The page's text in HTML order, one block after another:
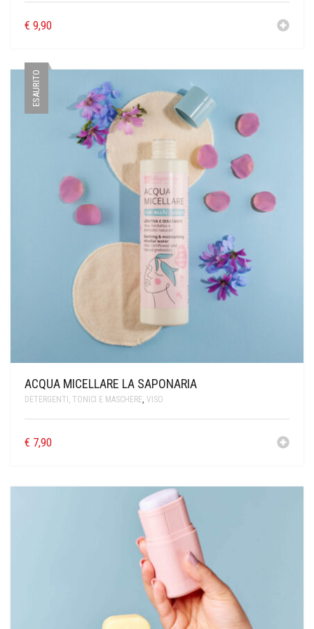
€ 9,90
ESAURITO
ACQUA MICELLARE LA SAPONARIA
DETERGENTI, TONICI E MASCHERE, VISO
€ 7,90